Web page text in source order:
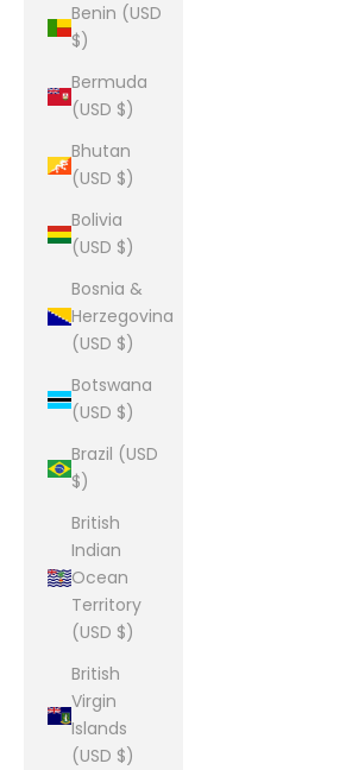
Benin (USD
$)
Bermuda
(USD $)
Bhutan
(USD $)
Bolivia
(USD $)
Bosnia &
Herzegovina
(USD $)
Botswana
(USD $)
Brazil (USD
$)
British
Indian
Ocean
Territory
(USD $)
British
Virgin
Islands
(USD $)